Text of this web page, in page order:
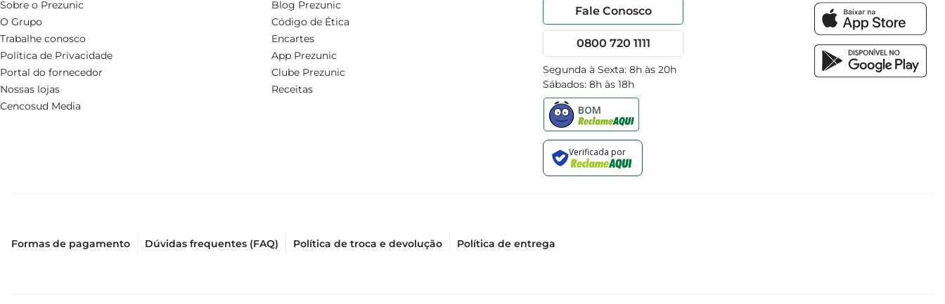
Sobre o Prezunic
O Grupo
Trabalhe conosco
Política de Privacidade
Portal do fornecedor
Nossas lojas
Cencosud Media
Blog Prezunic
Código de Ética
Encartes
App Prezunic
Clube Prezunic
Receitas
Fale Conosco
0800 720 1111
Segunda à Sexta: 8h às 20h
Sábados: 8h às 18h
Formas de pagamento Dúvidas frequentes (FAQ) Política de troca e devolução Política de entrega